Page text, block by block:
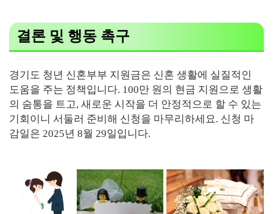
결론 및 행동 촉구
경기도 청년 신혼부부 지원금은 신혼 생활에 실질적인
도움을 주는 정책입니다. 100만 원의 현금 지원으로 생활
의 숨통을 트고, 새로운 시작을 더 안정적으로 할 수 있는
기회이니 서둘러 준비해 신청을 마무리하세요. 신청 마
감일은 2025년 8월 29일입니다.